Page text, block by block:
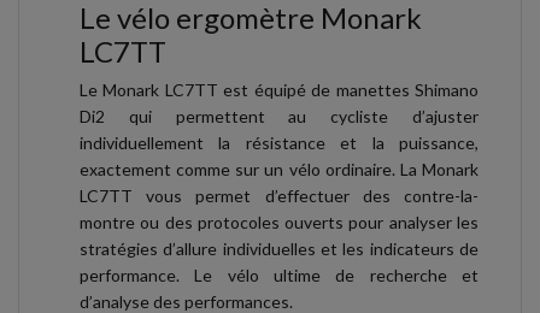
Le vélo ergomètre Monark
LC7TT
Le Monark LC7TT est équipé de manettes Shimano
Di2 qui permettent au cycliste d’ajuster
individuellement la résistance et la puissance,
exactement comme sur un vélo ordinaire. La Monark
LC7TT vous permet d’effectuer des contre-la-
montre ou des protocoles ouverts pour analyser les
stratégies d’allure individuelles et les indicateurs de
performance. Le vélo ultime de recherche et
d’analyse des performances.